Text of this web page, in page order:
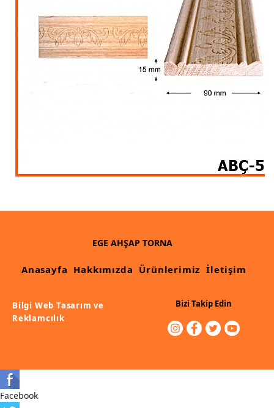
Köşe ve Kartonpiyer Profilleri
Lambri Kapı Kavisleri
Lambri Kapı Yayları
Muz Dilimi Rozet, Piramit İmalatı, Modelleri
Havalı ve Estetik Dekoratif Ürün İmalatı, Modelleri
Ham Ahşap Avangard Dolap Koltuk Ayak İmalatı Modelleri
Ham Ahşap Avangard Masa Ayakları İmalatı Modelleri
EGE AHŞAP TORNA
Anasayfa Hakkımızda Ürünlerimiz İletişim
Bilgi Web Tasarım ve
Reklamcılık
Bizi Takip Edin
Facebook